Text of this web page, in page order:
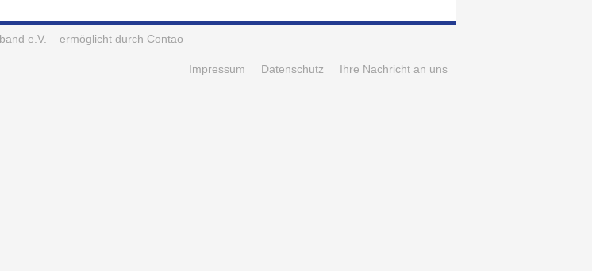
e.V. – ermöglicht durch Contao
Ihre Nachricht an uns
Datenschutz
Impressum